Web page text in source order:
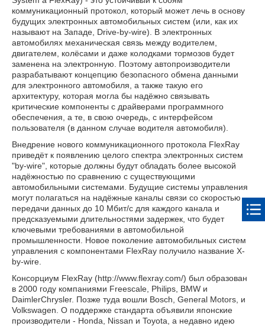
коммуникационный протокол, который может лечь в основу
будущих электронных автомобильных систем (или, как их
называют на Западе, Drive-by-wire). В электронных
автомобилях механическая связь между водителем,
двигателем, колёсами и даже колодками тормозов будет
заменена на электронную. Поэтому автопроизводители
разрабатывают концепцию безопасного обмена данными
для электронного автомобиля, а также такую его
архитектуру, которая могла бы надёжно связывать
критические компоненты с драйверами программного
обеспечения, а те, в свою очередь, с интерфейсом
пользователя (в данном случае водителя автомобиля).
Внедрение нового коммуникационного протокола FlexRay
приведёт к появлению целого спектра электронных систем
"by-wire", которые должны будут обладать более высокой
надёжностью по сравнению с существующими
автомобильными системами. Будущие системы управления
могут полагаться на надёжные каналы связи со скоростью
передачи данных до 10 Мбит/с для каждого канала и
предсказуемыми длительностями задержек, что будет
ключевыми требованиями в автомобильной
промышленности. Новое поколение автомобильных систем
управления с компонентами FlexRay получило название X-
by-wire.
Консорциум FlexRay (http://www.flexray.com/) был образован
в 2000 году компаниями Freescale, Philips, BMW и
DaimlerChrysler. Позже туда вошли Bosch, General Motors, и
Volkswagen. О поддержке стандарта объявили японские
производители - Honda, Nissan и Toyota, а недавно идею